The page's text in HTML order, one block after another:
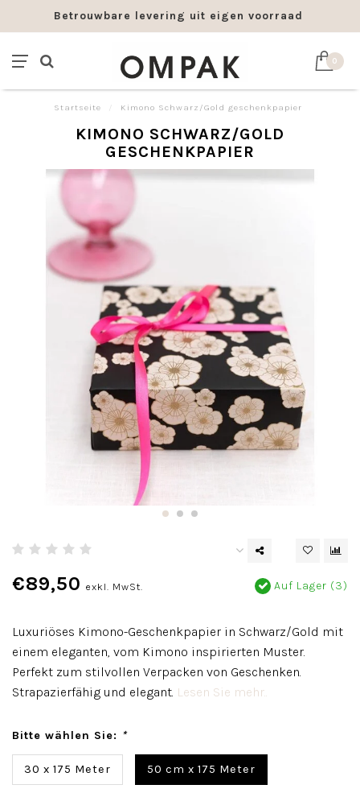
Betrouwbare levering uit eigen voorraad
0
Startseite Kimono Schwarz/Gold geschenkpapier
KIMONO SCHWARZ/GOLD
GESCHENKPAPIER
€89,50 exkl. MwSt. Auf Lager (3)
Luxuriöses Kimono-Geschenkpapier in Schwarz/Gold mit
einem eleganten, vom Kimono inspirierten Muster.
Perfekt zum stilvollen Verpacken von Geschenken.
Strapazierfähig und elegant. Lesen Sie mehr..
Bitte wählen Sie: *
30 x 175 Meter 50 cm x 175 Meter